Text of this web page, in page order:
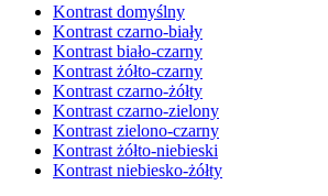
Kontrast domyślny
Kontrast czarno-biały
Kontrast biało-czarny
Kontrast żółto-czarny
Kontrast czarno-żółty
Kontrast czarno-zielony
Kontrast zielono-czarny
Kontrast żółto-niebieski
Kontrast niebiesko-żółty